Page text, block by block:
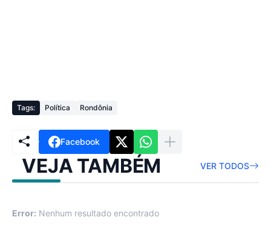
Tags: Política Rondônia
Facebook
VEJA TAMBÉM VER TODOS
Error: Nenhum resultado encontrado